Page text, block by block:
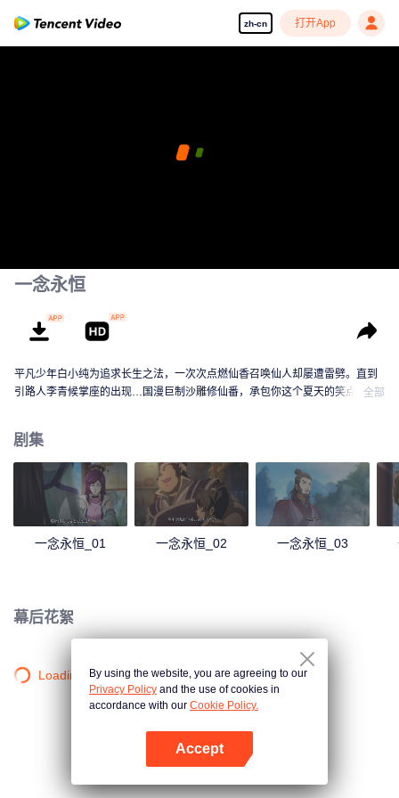
zh-cn 打开App
一念永恒
平凡少年白小纯为追求长生之法，一次次点燃仙香召唤仙人却屡遭雷劈。直到
引路人李青候掌座的出现…国漫巨制沙雕修仙番，承包你这个夏天的笑点！全部
剧集
一念永恒_01 一念永恒_02 一念永恒_03
幕后花絮
Loading…By using the website, you are agreeing to our
Privacy Policy and the use of cookies in
accordance with our Cookie Policy.
Accept